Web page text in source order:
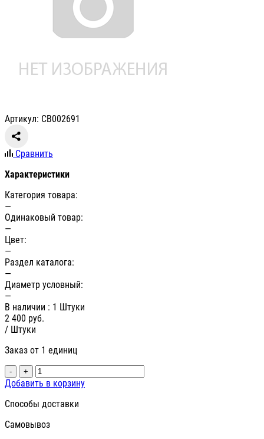
Артикул: СВ002691
Сравнить
Характеристики
Категория товара:
—
Одинаковый товар:
—
Цвет:
—
Раздел каталога:
—
Диаметр условный:
—
В наличии : 1 Штуки
2 400 руб.
/ Штуки
Заказ от 1 единиц
- +
Добавить в корзину
Способы доставки
Самовывоз